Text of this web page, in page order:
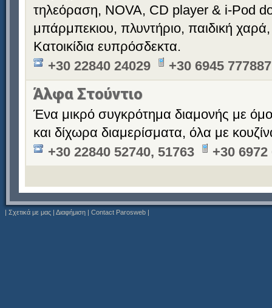
τηλεόραση, NOVA, CD player & i-Pod
μπάρμπεκιου, πλυντήριο, παιδική
Κατοικίδια ευπρόσδεκτα.
+30 22840 24029
+30 6945 777887
Άλφα Στούντιο
Ένα μικρό συγκρότημα διαμονής με
και δίχωρα διαμερίσματα, όλα με
+30 22840 52740, 51763
+30 6972
| Σχετικά με μας | Διαφήμιση | Contact Parosweb |